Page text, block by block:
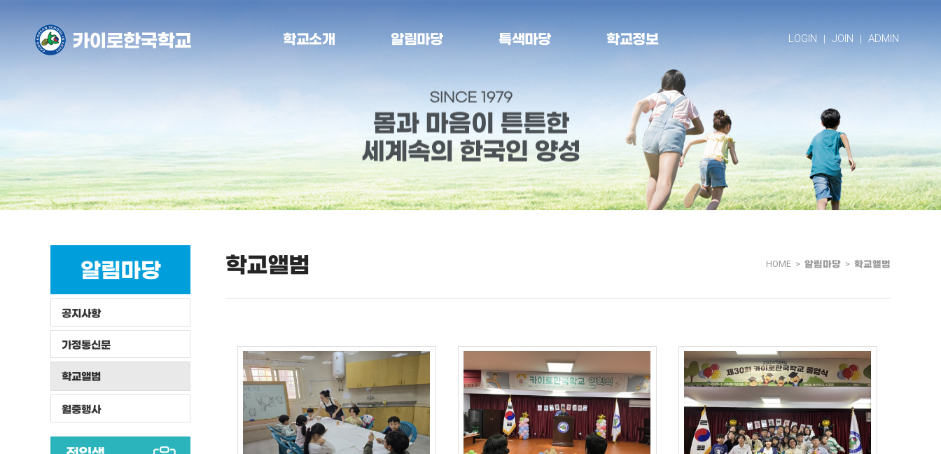
LOGIN JOIN ADMIN
학교소개 알림마당 특색마당 학교정보
알림마당
공지사항
가정통신문
학교앨범
월중행사
학교앨범 HOME > 알림마당 > 학교앨범